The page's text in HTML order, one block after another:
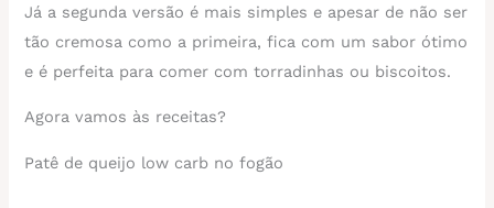
Já a segunda versão é mais simples e apesar de não ser
tão cremosa como a primeira, fica com um sabor ótimo
e é perfeita para comer com torradinhas ou biscoitos.
Agora vamos às receitas?
Patê de queijo low carb no fogão